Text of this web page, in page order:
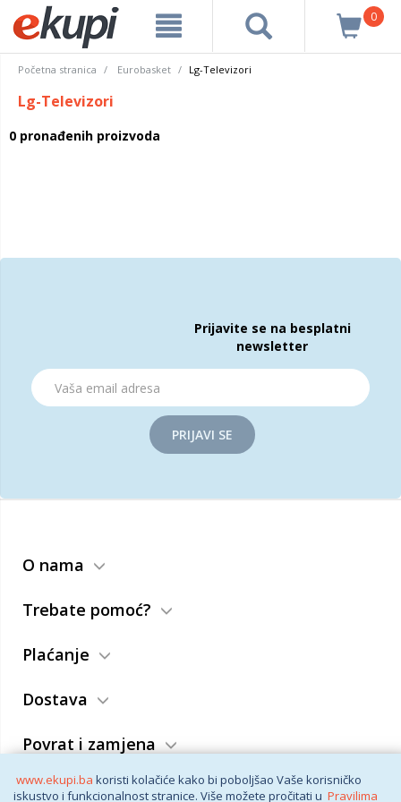
www.ekupi.ba koristi kolačiće kako bi poboljšao Vaše korisničko
iskustvo i funkcionalnost stranice. Više možete pročitati u Pravilima
0
Početna stranica Eurobasket Lg-Televizori
Lg-Televizori
0 pronađenih proizvoda
Prijavite se na besplatni
newsletter
PRIJAVI SE
O nama
Trebate pomoć?
Plaćanje
Dostava
Povrat i zamjena
Opći uslovi